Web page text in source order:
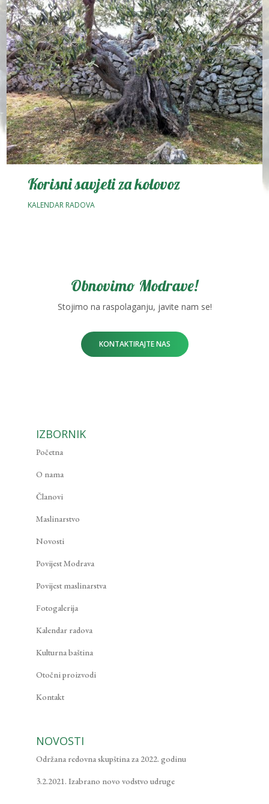
Korisni savjeti za kolovoz
KALENDAR RADOVA
Obnovimo Modrave!
Stojimo na raspolaganju, javite nam se!
KONTAKTIRAJTE NAS
IZBORNIK
Početna
O nama
Članovi
Maslinarstvo
Novosti
Povijest Modrava
Povijest maslinarstva
Fotogalerija
Kalendar radova
Kulturna baština
Otočni proizvodi
Kontakt
NOVOSTI
Održana redovna skupština za 2022. godinu
3.2.2021. Izabrano novo vodstvo udruge